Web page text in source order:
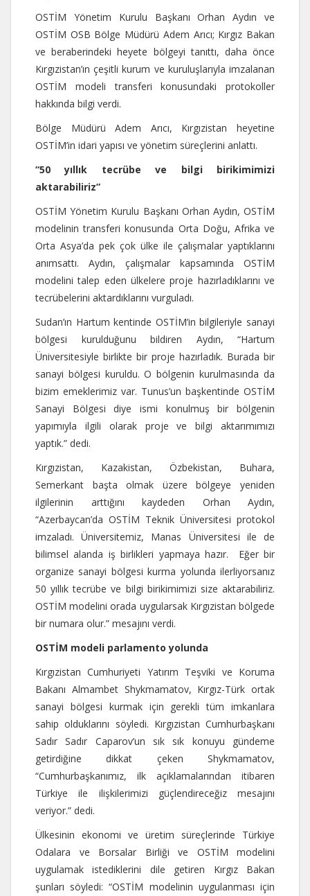
OSTİM Yönetim Kurulu Başkanı Orhan Aydın ve
OSTİM OSB Bölge Müdürü Adem Arıcı; Kırgız Bakan
ve beraberindeki heyete bölgeyi tanıttı, daha önce
Kırgızistan’ın çeşitli kurum ve kuruluşlarıyla imzalanan
OSTİM modeli transferi konusundaki protokoller
hakkında bilgi verdi.
Bölge Müdürü Adem Arıcı, Kırgızistan heyetine
OSTİM’in idari yapısı ve yönetim süreçlerini anlattı.
“50 yıllık tecrübe ve bilgi birikimimizi
aktarabiliriz”
OSTİM Yönetim Kurulu Başkanı Orhan Aydın, OSTİM
modelinin transferi konusunda Orta Doğu, Afrika ve
Orta Asya’da pek çok ülke ile çalışmalar yaptıklarını
anımsattı. Aydın, çalışmalar kapsamında OSTİM
modelini talep eden ülkelere proje hazırladıklarını ve
tecrübelerini aktardıklarını vurguladı.
Sudan’ın Hartum kentinde OSTİM’in bilgileriyle sanayi
bölgesi kurulduğunu bildiren Aydın, “Hartum
Üniversitesiyle birlikte bir proje hazırladık. Burada bir
sanayi bölgesi kuruldu. O bölgenin kurulmasında da
bizim emeklerimiz var. Tunus’un başkentinde OSTİM
Sanayi Bölgesi diye ismi konulmuş bir bölgenin
yapımıyla ilgili olarak proje ve bilgi aktarımımızı
yaptık.” dedi.
Kırgızistan, Kazakistan, Özbekistan, Buhara,
Semerkant başta olmak üzere bölgeye yeniden
ilgilerinin arttığını kaydeden Orhan Aydın,
“Azerbaycan’da OSTİM Teknik Üniversitesi protokol
imzaladı. Üniversitemiz, Manas Üniversitesi ile de
bilimsel alanda iş birlikleri yapmaya hazır. Eğer bir
organize sanayi bölgesi kurma yolunda ilerliyorsanız
50 yıllık tecrübe ve bilgi birikimimizi size aktarabiliriz.
OSTİM modelini orada uygularsak Kırgızistan bölgede
bir numara olur.” mesajını verdi.
OSTİM modeli parlamento yolunda
Kırgızistan Cumhuriyeti Yatırım Teşviki ve Koruma
Bakanı Almambet Shykmamatov, Kırgız-Türk ortak
sanayi bölgesi kurmak için gerekli tüm imkanlara
sahip olduklarını söyledi. Kırgızistan Cumhurbaşkanı
Sadır Sadır Caparov’un sık sık konuyu gündeme
getirdiğine dikkat çeken Shykmamatov,
“Cumhurbaşkanımız, ilk açıklamalarından itibaren
Türkiye ile ilişkilerimizi güçlendireceğiz mesajını
veriyor.” dedi.
Ülkesinin ekonomi ve üretim süreçlerinde Türkiye
Odalara ve Borsalar Birliği ve OSTİM modelini
uygulamak istediklerini dile getiren Kırgız Bakan
şunları söyledi: “OSTİM modelinin uygulanması için